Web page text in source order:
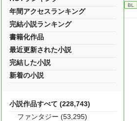
BL
年間アクセスランキング
完結小説ランキング
書籍化作品
最近更新された小説
完結した小説
新着の小説
小説作品すべて (228,743)
ファンタジー (53,295)